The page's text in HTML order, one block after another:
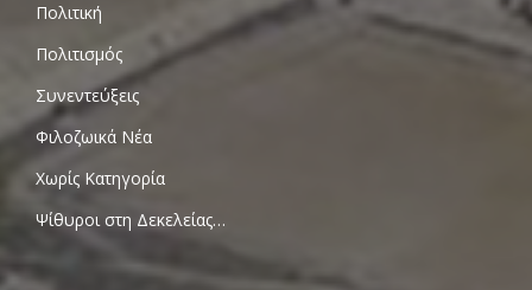
Πολιτική
Πολιτισμός
Συνεντεύξεις
Φιλοζωικά Νέα
Χωρίς Κατηγορία
Ψίθυροι στη Δεκελείας…